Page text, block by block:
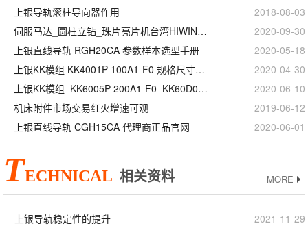
上银导轨滚柱导向器作用
2018-08-03
伺服马达_圆柱立钻_珠片亮片机台湾HIWIN上银直线模组滑台
2020-09-30
上银直线导轨 RGH20CA 参数样本选型手册
2020-05-18
上银KK模组 KK4001P-100A1-F0 规格尺寸型号
2020-04-30
上银KK模组_KK6005P-200A1-F0_KK60D05P-200A1-F0_等级精度安装
2020-06-10
机床附件市场交易红火增速可观
2019-06-12
上银直线导轨 CGH15CA 代理商正品官网
2020-06-01
TECHNICAL 相关资料 MORE
上银导轨稳定性的提升
2021-11-29